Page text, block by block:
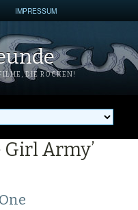
IMPRESSUM
DIE ROCKEN!
Army’